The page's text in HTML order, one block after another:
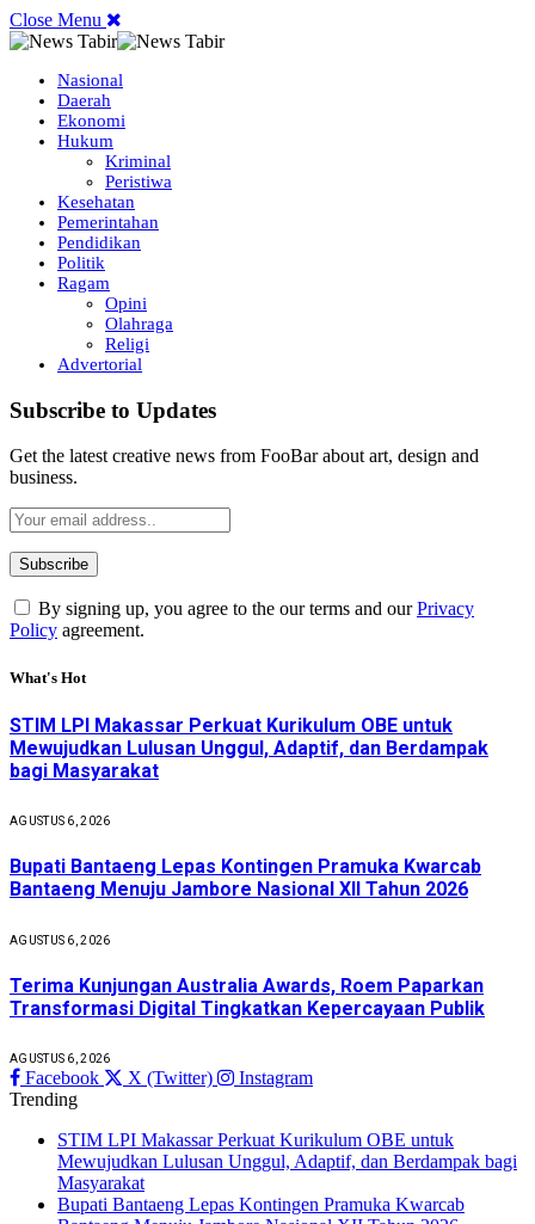
Close Menu
Nasional
Daerah
Ekonomi
Hukum
Kriminal
Peristiwa
Kesehatan
Pemerintahan
Pendidikan
Politik
Ragam
Opini
Olahraga
Religi
Advertorial
Subscribe to Updates
Get the latest creative news from FooBar about art, design and
business.
By signing up, you agree to the our terms and ourPrivacy
Policy agreement.
What's Hot
STIM LPI Makassar Perkuat Kurikulum OBE untuk
Mewujudkan Lulusan Unggul, Adaptif, dan Berdampak
bagi Masyarakat
AGUSTUS 6, 2026
Bupati Bantaeng Lepas Kontingen Pramuka Kwarcab
Bantaeng Menuju Jambore Nasional XII Tahun 2026
AGUSTUS 6, 2026
Terima Kunjungan Australia Awards, Roem Paparkan
Transformasi Digital Tingkatkan Kepercayaan Publik
AGUSTUS 6, 2026
Facebook X (Twitter)
Instagram
Trending
STIM LPI Makassar Perkuat Kurikulum OBE untuk
Mewujudkan Lulusan Unggul, Adaptif, dan Berdampak bagi
Masyarakat
Bupati Bantaeng Lepas Kontingen Pramuka Kwarcab